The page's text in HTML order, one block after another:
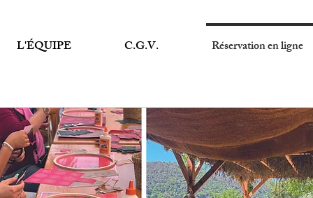
L'ÉQUIPE C.G.V. Réservation en ligne